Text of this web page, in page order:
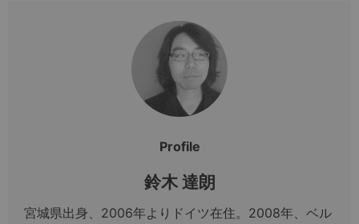
Profile
鈴木 達朗
宮城県出身、2006年よりドイツ在住。2008年、ベル